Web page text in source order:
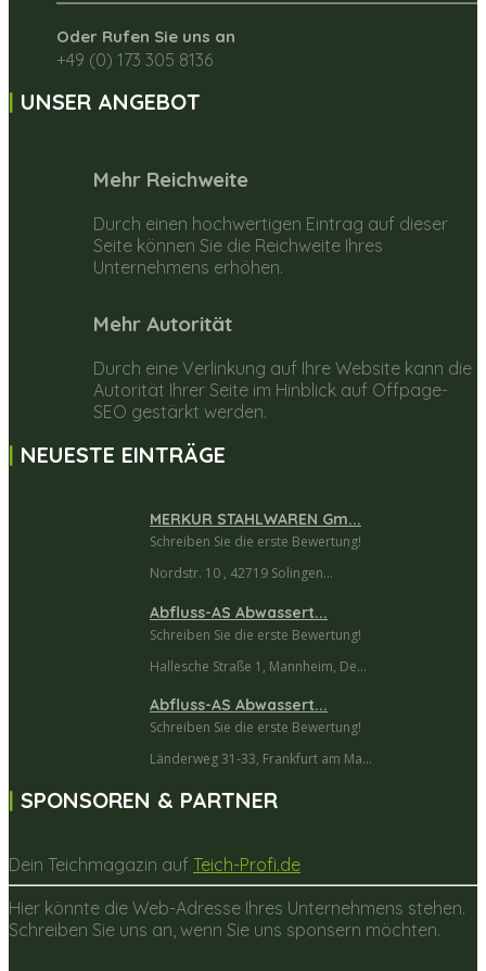
Oder Rufen Sie uns an
+49 (0) 173 305 8136
UNSER ANGEBOT
Mehr Reichweite
Durch einen hochwertigen Eintrag auf dieser
Seite können Sie die Reichweite Ihres
Unternehmens erhöhen.
Mehr Autorität
Durch eine Verlinkung auf Ihre Website kann die
Autorität Ihrer Seite im Hinblick auf Offpage-
SEO gestärkt werden.
NEUESTE EINTRÄGE
MERKUR STAHLWAREN Gm...
Schreiben Sie die erste Bewertung!
Nordstr. 10 , 42719 Solingen...
Abfluss-AS Abwassert...
Schreiben Sie die erste Bewertung!
Hallesche Straße 1, Mannheim, De...
Abfluss-AS Abwassert...
Schreiben Sie die erste Bewertung!
Länderweg 31-33, Frankfurt am Ma...
SPONSOREN & PARTNER
Dein Teichmagazin auf Teich-Profi.de
Hier könnte die Web-Adresse Ihres Unternehmens stehen.
Schreiben Sie uns an, wenn Sie uns sponsern möchten.